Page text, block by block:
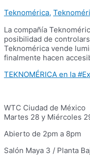
Teknomérica,
La compañía
posibilidad de
Teknomérica vende
finalmente hacen
TEKNOMÉRICA en la
WTC Ciudad de México
Martes 28 y Miércoles
Abierto de 2pm a 8pm
Salón Maya 3 / Planta